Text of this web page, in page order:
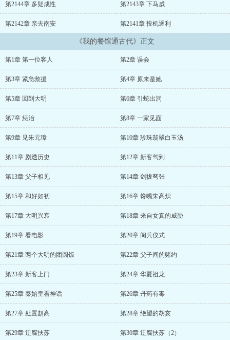
第2144章 多疑成性 第2143章 下马威
第2142章 亲去南安 第2141章 投机逐利
《我的餐馆通古代》正文
第1章 第一位客人 第2章 误会
第3章 紧急救援 第4章 原来是她
第5章 回到大明 第6章 引蛇出洞
第7章 惩治 第8章 一家见面
第9章 见朱元璋 第10章 珍珠翡翠白玉汤
第11章 剧透历史 第12章 新客驾到
第13章 父子相见 第14章 剑拔弩张
第15章 和好如初 第16章 馋嘴朱高炽
第17章 大明兴衰 第18章 来自女真的威胁
第19章 看电影 第20章 阅兵仪式
第21章 两个大明的团圆饭 第22章 父子间的赌约
第23章 新客上门 第24章 华夏祖龙
第25章 秦始皇看神话 第26章 丹药有毒
第27章 处置赵高 第28章 绝望的胡亥
第29章 迂腐扶苏 第30章 迂腐扶苏（2）